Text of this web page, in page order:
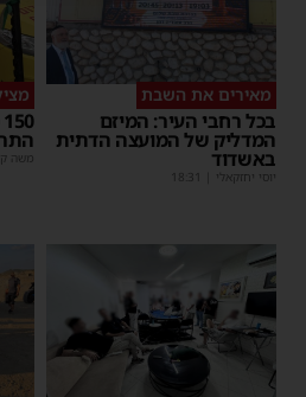
מאירים את השבת
בכל רחבי העיר: המיזם
המדליק של המועצה הדתית
באשדוד
יוסי יחזקאלי 18:31
משה